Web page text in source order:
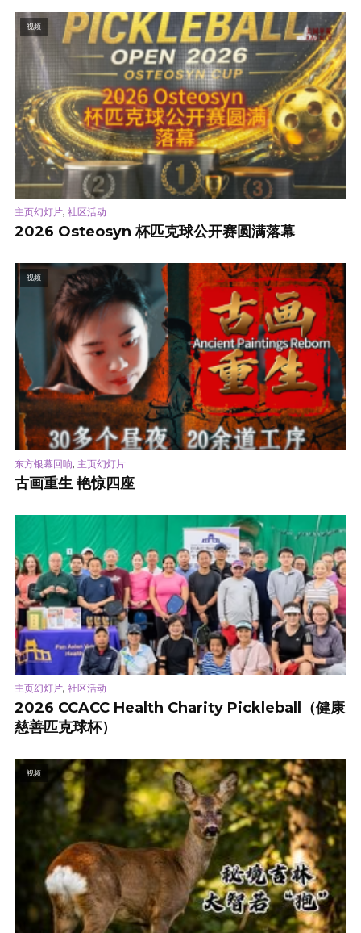
视频
主页幻灯片, 社区活动
2026 Osteosyn 杯匹克球公开赛圆满落幕
视频
东方银幕回响, 主页幻灯片
古画重生 艳惊四座
主页幻灯片, 社区活动
2026 CCACC Health Charity Pickleball（健康
慈善匹克球杯）
视频